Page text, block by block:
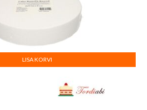
LISA KORVI